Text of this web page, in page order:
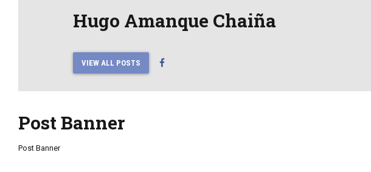
Hugo Amanque Chaiña
VIEW ALL POSTS
Post Banner
Post Banner